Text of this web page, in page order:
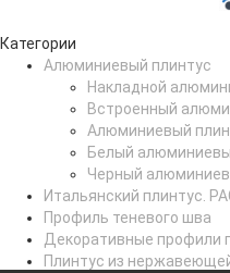
Категории
Алюминиевый плинтус
Накладной
Встроенный
Алюминиевый
Белый
Черный
Итальянский плинтус.
Профиль теневого шва
Декоративные профили
Плинтус из